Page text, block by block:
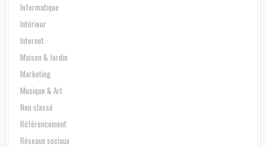
Informatique
Intérieur
Internet
Maison & Jardin
Marketing
Musique & Art
Non classé
Référencement
Réseaux sociaux